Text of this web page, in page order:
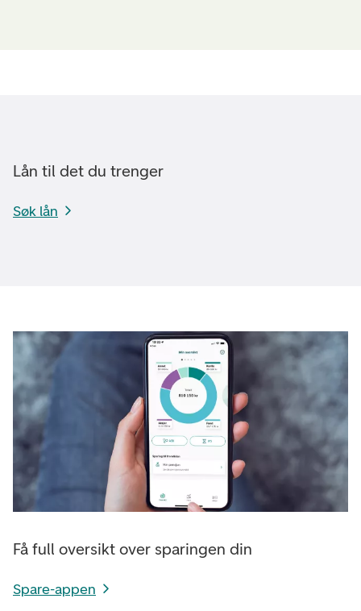
Lån til det du trenger
Søk lån
Få full oversikt over sparingen din
Spare-appen